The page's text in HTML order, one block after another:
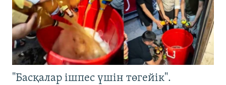
"Басқалар ішпес үшін төгейік".